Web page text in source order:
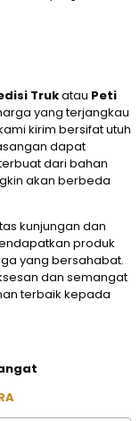
Trukatau Peti
yang terjangkau
kirim bersifat utuh
dapat
dari bahan
akan berbeda
kunjungan dan
produk
yang bersahabat.
dan semangat
terbaik kepada